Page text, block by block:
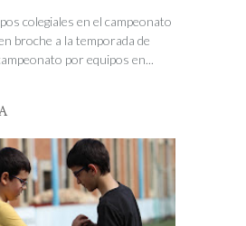
colegiales en el campeonato
broche a la temporada de
por equipos en...